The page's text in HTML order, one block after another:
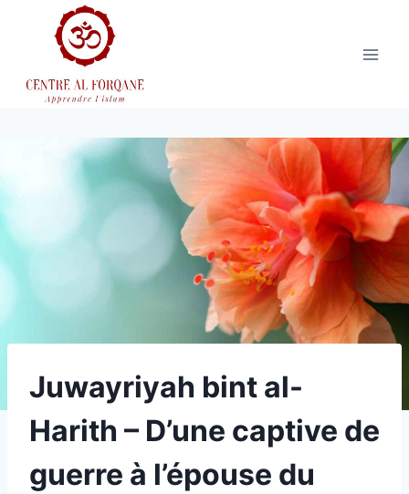
Juwayriyah bint al-
Harith – D’une captive de
guerre à l’épouse du